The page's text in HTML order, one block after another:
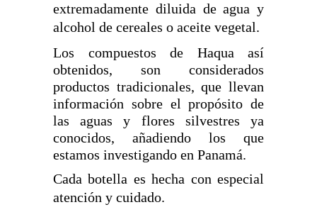
extremadamente diluida de agua y
alcohol de cereales o aceite vegetal.
Los compuestos de Haqua así
obtenidos, son considerados
productos tradicionales, que llevan
información sobre el propósito de
las aguas y flores silvestres ya
conocidos, añadiendo los que
estamos investigando en Panamá.
Cada botella es hecha con especial
atención y cuidado.